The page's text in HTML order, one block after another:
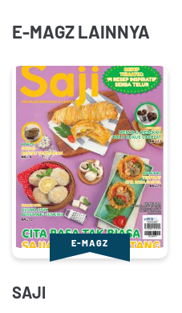
E-MAGZ LAINNYA
E-MAGZ
SAJI